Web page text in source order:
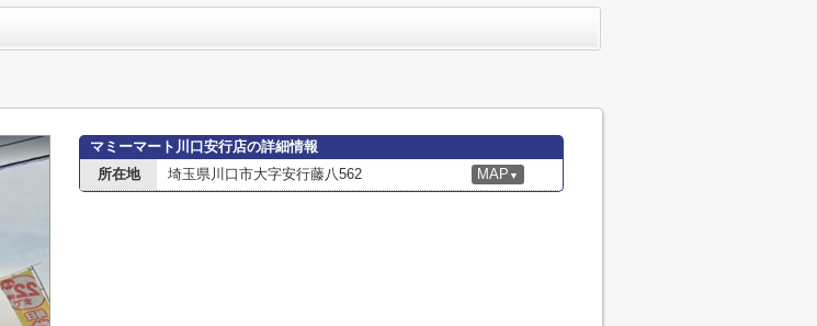
マミーマート川口安行店の詳細情報
所在地
埼玉県川口市大字安行藤八562 MAP ▼